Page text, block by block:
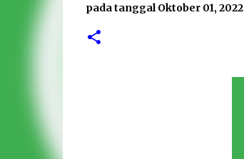
pada tanggalOktober 01, 2022